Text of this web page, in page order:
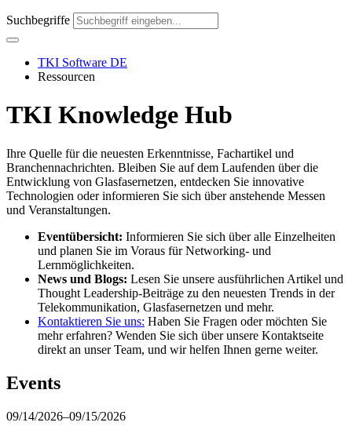
Suchbegriffe
TKI Software DE
Ressourcen
TKI Knowledge Hub
Ihre Quelle für die neuesten Erkenntnisse, Fachartikel und
Branchen­nachrichten. Bleiben Sie auf dem Laufenden über die
Entwicklung von Glasfaser­netzen, entdecken Sie innovative
Technologien oder informieren Sie sich über anstehende Messen
und Veranstaltungen.
Eventübersicht: Informieren Sie sich über alle Einzelheiten
und planen Sie im Voraus für Networking- und
Lernmöglichkeiten.
News und Blogs: Lesen Sie unsere ausführlichen Artikel und
Thought Leadership-Beiträge zu den neuesten Trends in der
Telekommunikation, Glasfasernetzen und mehr.
Kontaktieren Sie uns: Haben Sie Fragen oder möchten Sie
mehr erfahren? Wenden Sie sich über unsere Kontaktseite
direkt an unser Team, und wir helfen Ihnen gerne weiter.
Events
09/14/2026–09/15/2026